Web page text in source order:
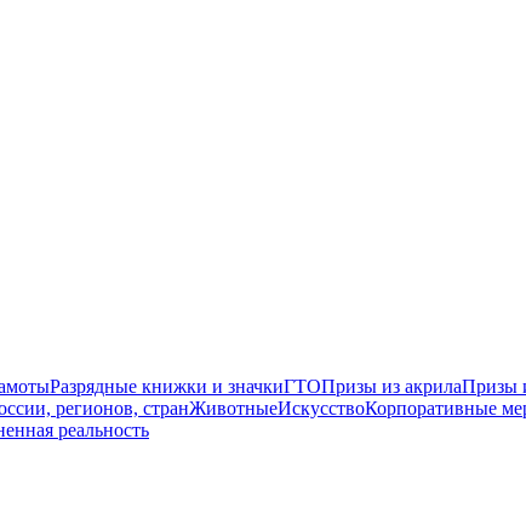
Разрядные книжки и значкиГТОПризы из акрилаПризы
регионов, странЖивотныеИскусствоКорпоративные
реальность